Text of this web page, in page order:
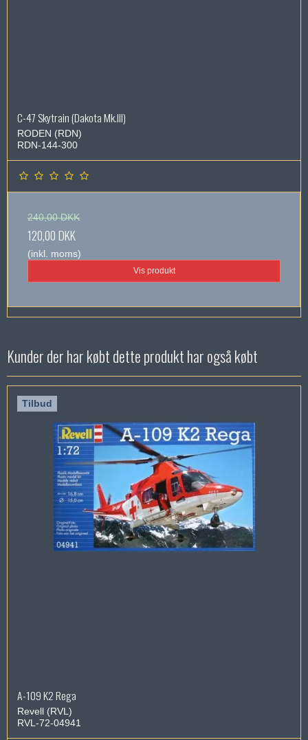
C-47 Skytrain (Dakota Mk.III)
RODEN (RDN)
RDN-144-300
240,00 DKK
120,00 DKK
(inkl. moms)
Vis produkt
Kunder der har købt dette produkt har også købt
Tilbud
A-109 K2 Rega
Revell (RVL)
RVL-72-04941